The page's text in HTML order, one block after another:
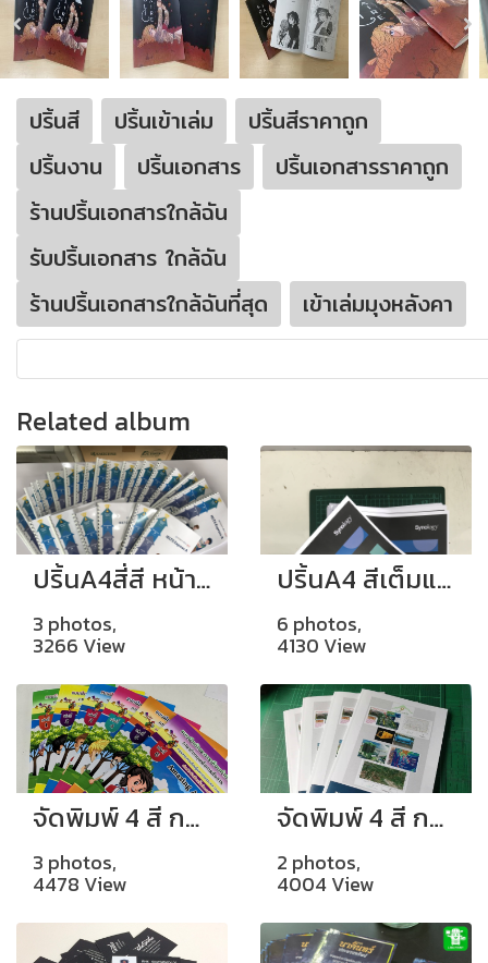
ปริ้นสี ปริ้นเข้าเล่ม
ปริ้นสีราคาถูก
ปริ้นงาน
ปริ้นเอกสาร
ปริ้นเอกสารราคาถูก
ร้านปริ้นเอกสารใกล้ฉัน
รับปริ้นเอกสาร ใกล้ฉัน
ร้านปริ้นเอกสารใกล้ฉันที่สุด
เข้าเล่มมุงหลังคา
Related album
ปริ้นA4สี่สี หน้าหลัง เข้าเล่มกระดูกงู
3 photos,
3266 View
ปริ้นA4 สีเต็มแผ่น เย็บมุม
6 photos,
4130 View
จัดพิมพ์ 4 สี กระดาษอาร์ตมัน 130 แกรม เข้าเล่มไสกาว
3 photos,
4478 View
จัดพิมพ์ 4 สี กระดาษอาร์ตมัน 105 แกรม ปก 230 แกรม มันเข้าเล่มไสกาว
2 photos,
4004 View